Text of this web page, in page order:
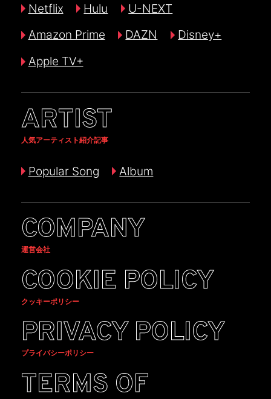
Netflix Hulu
U-NEXT
Amazon Prime
DAZN
Disney+
Apple TV+
ARTIST
人気アーティスト紹介記事
Popular Song Album
COMPANY
運営会社
COOKIE POLICY
クッキーポリシー
PRIVACY POLICY
プライバシーポリシー
TERMS OF